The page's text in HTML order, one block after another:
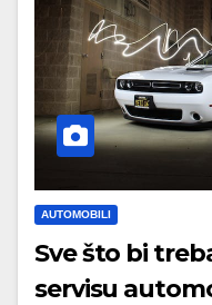
AUTOMOBILI
Sve što bi
servisu